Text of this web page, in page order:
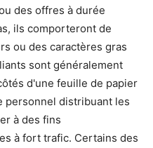
des offres à durée
ils comporteront de
ou des caractères gras
sont généralement
d'une feuille de papier
personnel distribuant les
à des fins
à fort trafic. Certains des